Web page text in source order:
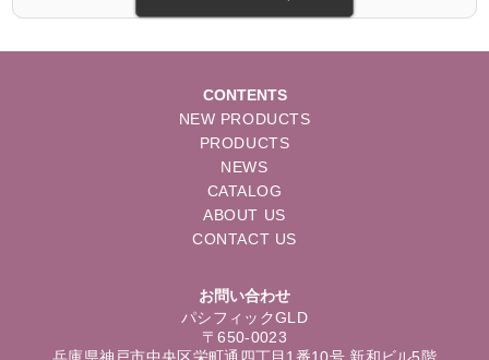
CONTENTS
NEW PRODUCTS
PRODUCTS
NEWS
CATALOG
ABOUT US
CONTACT US
お問い合わせ
パシフィックGLD
〒650-0023